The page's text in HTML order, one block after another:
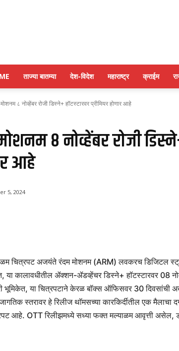
ताज्या बातम्या देश-विदेश महाराष्ट्र क्राईम
८ नोव्हेंबर रोजी डिस्ने+ हॉटस्टारवर प्रीमियर होणार आहे
८ नोव्हेंबर रोजी
आहे
5, 2024
चित्रपट अजयंते रंदम मोशनम (ARM) लवकरच डिजिटल
या कालावधीतील ॲक्शन-ॲडव्हेंचर डिस्ने+ हॉटस्टारवर 08
भूमिकेत, या चित्रपटाने केरळ बॉक्स ऑफिसवर 30 दिवसांची
स्तरावर हे रिलीज थॉमसच्या कारकिर्दीतील एक मैलाचा
आहे. OTT रिलीझमध्ये सध्या फक्त मल्याळम आवृत्ती असेल,